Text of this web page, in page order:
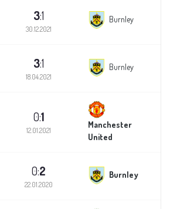
3:1
30.12.2021
Burnley
3:1
18.04.2021
Burnley
0:1
12.01.2021
Manchester
United
0:2
22.01.2020
Burnley